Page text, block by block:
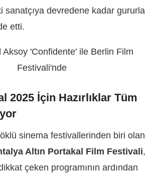
sanatçıya devredene kadar gururla
etti.
2025 İçin Hazırlıklar Tüm
sinema festivallerinden biri olan
Altın Portakal Film Festivali,
çeken programının ardından